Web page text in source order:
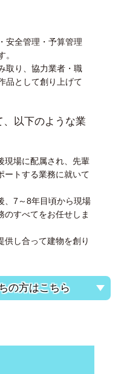
安全管理・予算管理
取り、協力業者・職
品として創り上げて
以下のような業
現場に配属され、先輩
ートする業務に就いて
、7～8年目頃から現場
のすべてをお任せしま
供し合って建物を創り
の方はこちら